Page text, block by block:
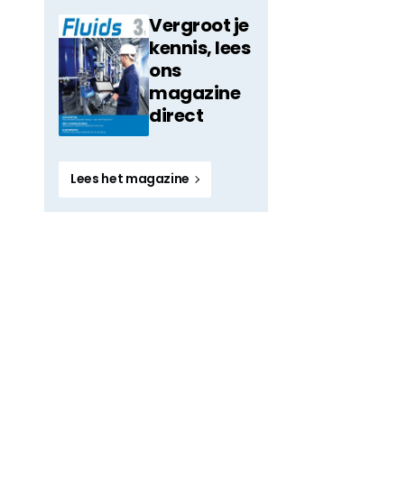
Vergroot je
kennis, lees
ons
magazine
direct
Lees het magazine